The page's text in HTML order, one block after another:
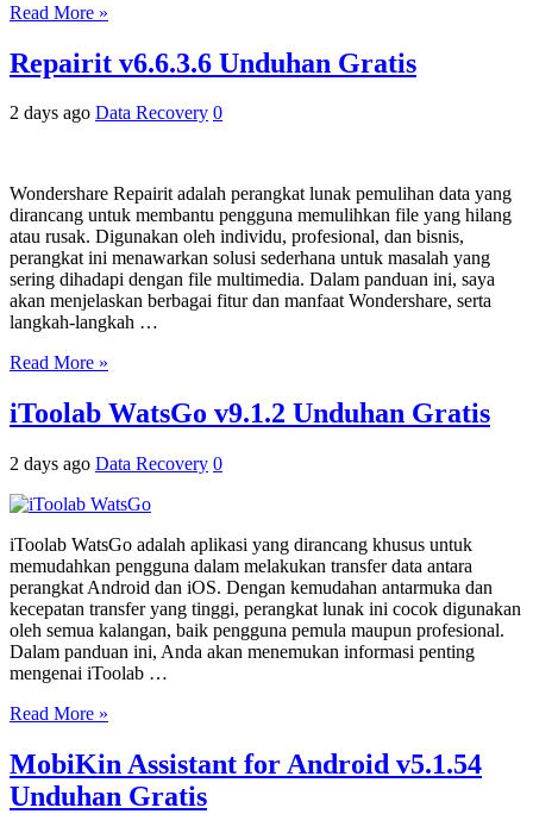
Read More »
Repairit v6.6.3.6 Unduhan Gratis
2 days ago Data Recovery 0
Wondershare Repairit adalah perangkat lunak pemulihan data yang
dirancang untuk membantu pengguna memulihkan file yang hilang
atau rusak. Digunakan oleh individu, profesional, dan bisnis,
perangkat ini menawarkan solusi sederhana untuk masalah yang
sering dihadapi dengan file multimedia. Dalam panduan ini, saya
akan menjelaskan berbagai fitur dan manfaat Wondershare, serta
langkah-langkah …
Read More »
iToolab WatsGo v9.1.2 Unduhan Gratis
2 days ago Data Recovery 0
iToolab WatsGo adalah aplikasi yang dirancang khusus untuk
memudahkan pengguna dalam melakukan transfer data antara
perangkat Android dan iOS. Dengan kemudahan antarmuka dan
kecepatan transfer yang tinggi, perangkat lunak ini cocok digunakan
oleh semua kalangan, baik pengguna pemula maupun profesional.
Dalam panduan ini, Anda akan menemukan informasi penting
mengenai iToolab …
Read More »
MobiKin Assistant for Android v5.1.54
Unduhan Gratis